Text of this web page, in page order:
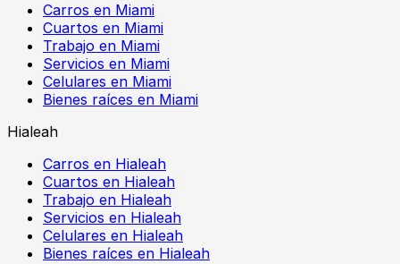
Carros en Miami
Cuartos en Miami
Trabajo en Miami
Servicios en Miami
Celulares en Miami
Bienes raíces en Miami
Hialeah
Carros en Hialeah
Cuartos en Hialeah
Trabajo en Hialeah
Servicios en Hialeah
Celulares en Hialeah
Bienes raíces en Hialeah